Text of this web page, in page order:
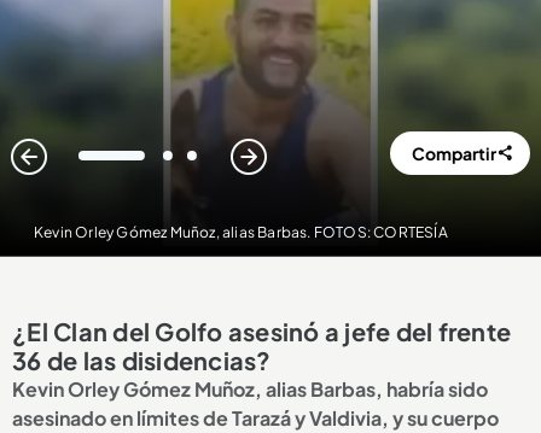
Kevin Orley Gómez Muñoz, alias Barbas. FOTOS: CORTESÍA
1 2 3 Compartir
¿El Clan del Golfo asesinó a jefe del frente
36 de las disidencias?
Kevin Orley Gómez Muñoz, alias Barbas, habría sido
asesinado en límites de Tarazá y Valdivia, y su cuerpo